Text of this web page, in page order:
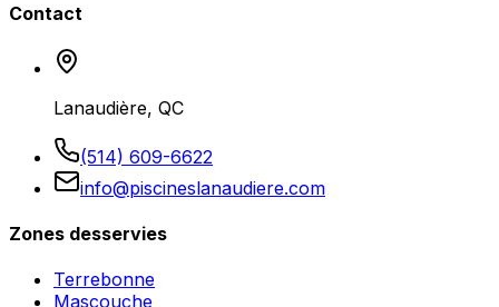
Contact
Lanaudière, QC
(514) 609-6622
info@piscineslanaudiere.com
Zones desservies
Terrebonne
Mascouche